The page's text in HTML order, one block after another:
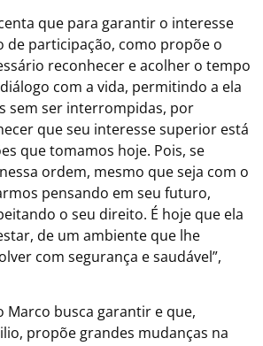
que para garantir o interesse
de participação, como propõe o
reconhecer e acolher o tempo
com a vida, permitindo a ela
sem ser interrompidas, por
que seu interesse superior está
que tomamos hoje. Pois, se
ordem, mesmo que seja com o
pensando em seu futuro,
o seu direito. É hoje que ela
de um ambiente que lhe
com segurança e saudável”,
busca garantir e que,
propõe grandes mudanças na